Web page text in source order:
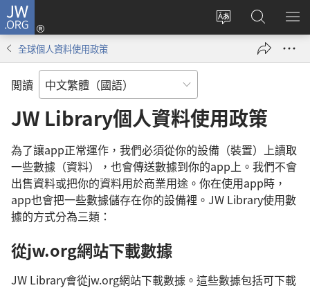
JW.ORG
更
言
登
入
（開
窗）
搜
尋
JW.ORG
顯
全球個人資料使用政策
閲讀
JW Library個人資料使用政策
為了讓app正常運作，我們必須從你的設備（裝置）上讀取
一些數據（資料），也會傳送數據到你的app上。我們不會
出售資料或把你的資料用於商業用途。你在使用app時，
app也會把一些數據儲存在你的設備裡。JW Library使用數
據的方式分為三類：
從jw.org網站下載數據
JW Library會從jw.org網站下載數據。這些數據包括可下載